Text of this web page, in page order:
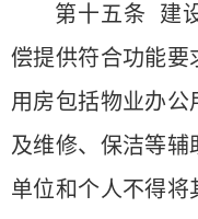
第十五条 建
偿提供符合功能要
用房包括物业办
及维修、保洁等
单位和个人不得将